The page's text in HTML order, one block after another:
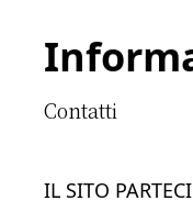
Footer
Contatti
IL SITO